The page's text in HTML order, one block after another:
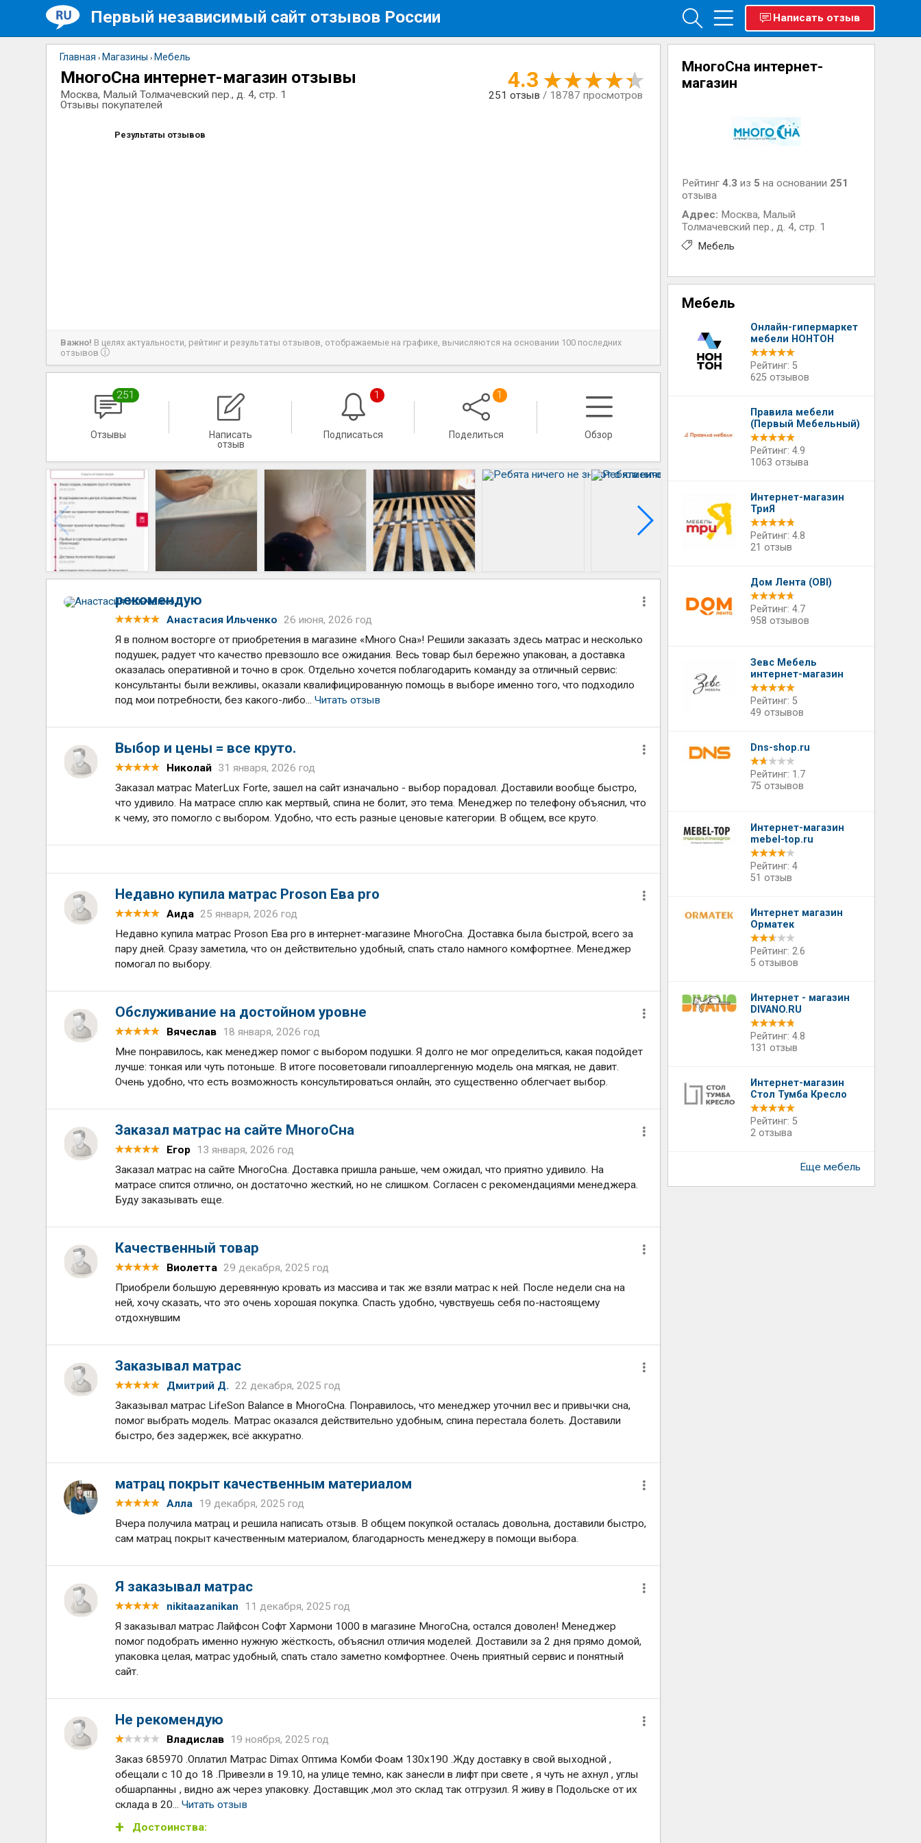
Первый независимый сайт отзывов России Написать отзыв
Главная › Магазины › Мебель
МногоСна интернет-магазин отзывы
Москва, Малый Толмачевский пер., д. 4, стр. 1
Отзывы покупателей
4.3
251 отзыв/ 18787 просмотров
Результаты отзывов
Важно! В целях актуальности, рейтинг и результаты отзывов, отображаемые на графике, вычисляются на основании 100 последних
отзывов
251
Отзывы
Написать
отзыв
1
Подписаться
1
Поделиться Обзор
рекомендую
Анастасия Ильченко 26 июня, 2026 год
Я в полном восторге от приобретения в магазине «Много Сна»! Решили заказать здесь матрас и несколько
подушек, радует что качество превзошло все ожидания. Весь товар был бережно упакован, а доставка
оказалась оперативной и точно в срок. Отдельно хочется поблагодарить команду за отличный сервис:
консультанты были вежливы, оказали квалифицированную помощь в выборе именно того, что подходило
под мои потребности, без какого-либо...Читать отзыв
Выбор и цены = все круто.
Николай 31 января, 2026 год
Заказал матрас MaterLux Forte, зашел на сайт изначально - выбор порадовал. Доставили вообще быстро,
что удивило. На матрасе сплю как мертвый, спина не болит, это тема. Менеджер по телефону объяснил, что
к чему, это помогло с выбором. Удобно, что есть разные ценовые категории. В общем, все круто.
Недавно купила матрас Proson Ева pro
Аида 25 января, 2026 год
Недавно купила матрас Proson Ева pro в интернет-магазине МногоСна. Доставка была быстрой, всего за
пару дней. Сразу заметила, что он действительно удобный, спать стало намного комфортнее. Менеджер
помогал по выбору.
Обслуживание на достойном уровне
Вячеслав
18 января, 2026 год
Мне понравилось, как менеджер помог с выбором подушки. Я долго не мог определиться, какая подойдет
лучше: тонкая или чуть потоньше. В итоге посоветовали гипоаллергенную модель она мягкая, не давит.
Очень удобно, что есть возможность консультироваться онлайн, это существенно облегчает выбор.
Заказал матрас на сайте МногоСна
Егор
13 января, 2026 год
Заказал матрас на сайте МногоСна. Доставка пришла раньше, чем ожидал, что приятно удивило. На
матрасе спится отлично, он достаточно жесткий, но не слишком. Согласен с рекомендациями менеджера.
Буду заказывать еще.
Качественный товар
Виолетта 29 декабря, 2025 год
Приобрели большую деревянную кровать из массива и так же взяли матрас к ней. После недели сна на
ней, хочу сказать, что это очень хорошая покупка. Спасть удобно, чувствуешь себя по-настоящему
отдохнувшим
Заказывал матрас
Дмитрий Д. 22 декабря, 2025 год
Заказывал матрас LifeSon Balance в МногоСна. Понравилось, что менеджер уточнил вес и привычки сна,
помог выбрать модель. Матрас оказался действительно удобным, спина перестала болеть. Доставили
быстро, без задержек, всё аккуратно.
матрац покрыт качественным материалом
Алла
19 декабря, 2025 год
Вчера получила матрац и решила написать отзыв. В общем покупкой осталась довольна, доставили быстро,
сам матрац покрыт качественным материалом, благодарность менеджеру в помощи выбора.
Я заказывал матрас
nikitaazanikan
11 декабря, 2025 год
Я заказывал матрас Лайфсон Софт Хармони 1000 в магазине МногоСна, остался доволен! Менеджер
помог подобрать именно нужную жёсткость, объяснил отличия моделей. Доставили за 2 дня прямо домой,
упаковка целая, матрас удобный, спать стало заметно комфортнее. Очень приятный сервис и понятный
сайт.
Не рекомендую
Владислав
19 ноября, 2025 год
Заказ 685970 .Оплатил Матрас Dimax Оптима Комби Фоам 130х190 .Жду доставку в свой выходной ,
обещали с 10 до 18 .Привезли в 19.10, на улице темно, как занесли в лифт при свете , я чуть не ахнул , углы
обшарпанны , видно аж через упаковку. Доставщик ,мол это склад так отгрузил. Я живу в Подольске от их
склада в 20...Читать отзыв
Достоинства:
МногоСна интернет-
магазин
Рейтинг4.3 из 5 на основании 251
отзыва
Адрес: Москва, Малый
Толмачевский пер., д. 4, стр. 1
Мебель
Мебель
Онлайн-гипермаркет
мебели НОНТОН
Рейтинг: 5
625 отзывов
Правила мебели
(Первый Мебельный)
Рейтинг: 4.9
1063 отзыва
Интернет-магазин
ТриЯ
Рейтинг: 4.8
21 отзыв
Дом Лента (OBI)
Рейтинг: 4.7
958 отзывов
Зевс Мебель
интернет-магазин
Рейтинг: 5
49 отзывов
Dns-shop.ru
Рейтинг: 1.7
75 отзывов
Интернет-магазин
mebel-top.ru
Рейтинг: 4
51 отзыв
Интернет магазин
Орматек
Рейтинг: 2.6
5 отзывов
Интернет - магазин
DIVANO.RU
Рейтинг: 4.8
131 отзыв
Интернет-магазин
Стол Тумба Кресло
Рейтинг: 5
2 отзыва
Еще мебель